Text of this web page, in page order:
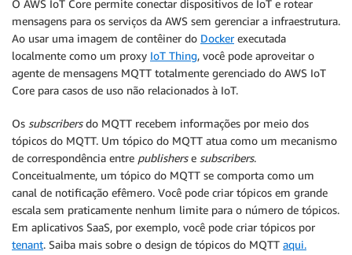
O AWS IoT Core permite conectar dispositivos de IoT e rotear
mensagens para os serviços da AWS sem gerenciar a infraestrutura.
Ao usar uma imagem de contêiner do Dockerexecutada
localmente como um proxy IoT Thing, você pode aproveitar o
agente de mensagens MQTT totalmente gerenciado do AWS IoT
Core para casos de uso não relacionados à IoT.
Os subscribersdo MQTT recebem informações por meio dos
tópicos do MQTT. Um tópico do MQTT atua como um mecanismo
de correspondência entre publisherse subscribers.
Conceitualmente, um tópico do MQTT se comporta como um
canal de notificação efêmero. Você pode criar tópicos em grande
escala sem praticamente nenhum limite para o número de tópicos.
Em aplicativos SaaS, por exemplo, você pode criar tópicos por
tenant. Saiba mais sobre o design de tópicos do MQTT aqui.